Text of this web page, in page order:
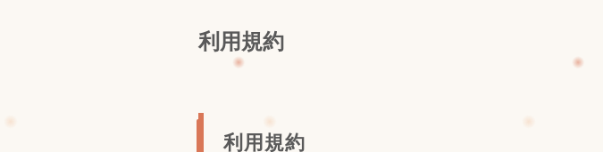
利用規約
利用規約